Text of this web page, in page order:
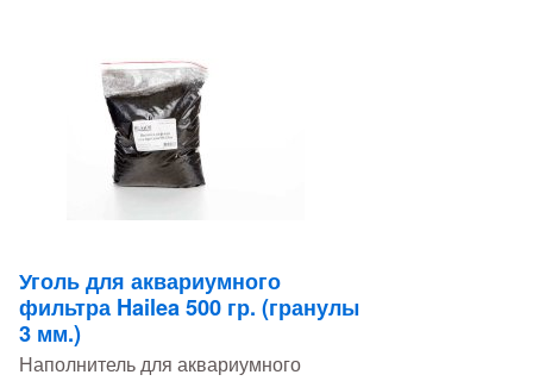
Уголь для аквариумного
фильтра Hailea 500 гр. (гранулы
3 мм.)
Наполнитель для аквариумного